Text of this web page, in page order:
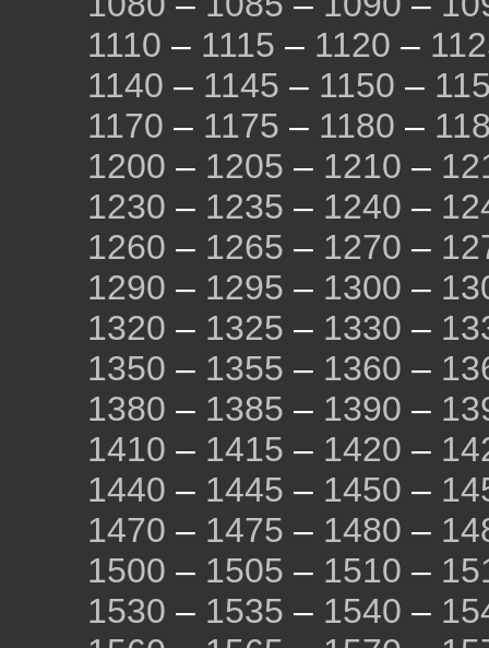
1110 – 1115 – 1120 –
1140 – 1145 – 1150 –
1170 – 1175 – 1180 –
1200 – 1205 – 1210 –
1230 – 1235 – 1240 –
1260 – 1265 – 1270 –
1290 – 1295 – 1300 –
1320 – 1325 – 1330 –
1350 – 1355 – 1360 –
1380 – 1385 – 1390 –
1410 – 1415 – 1420 –
1440 – 1445 – 1450 –
1470 – 1475 – 1480 –
1500 – 1505 – 1510 –
1530 – 1535 – 1540 –